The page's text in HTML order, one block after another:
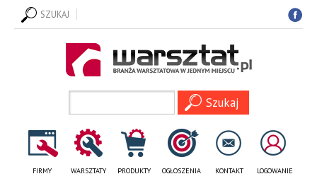
SZUKAJ
FIRMY WARSZTATY PRODUKTY OGŁOSZENIA KONTAKT LOGOWANIE